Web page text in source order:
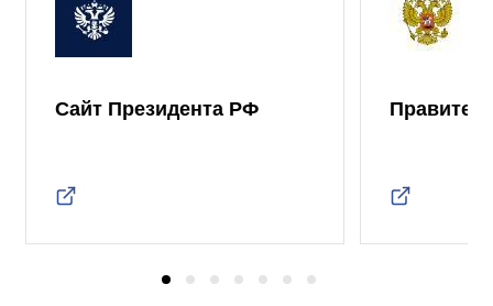
Сайт Президента РФ